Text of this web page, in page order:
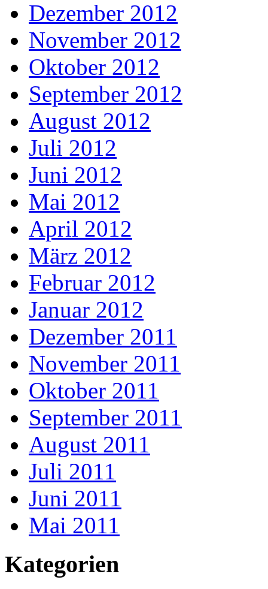
Dezember 2012
November 2012
Oktober 2012
September 2012
August 2012
Juli 2012
Juni 2012
Mai 2012
April 2012
März 2012
Februar 2012
Januar 2012
Dezember 2011
November 2011
Oktober 2011
September 2011
August 2011
Juli 2011
Juni 2011
Mai 2011
Kategorien